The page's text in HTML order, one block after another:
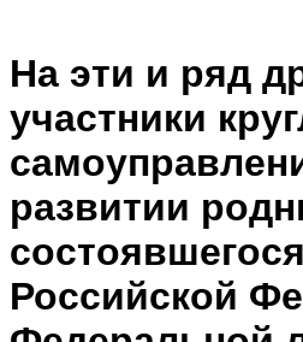
На эти и ряд
участники
развитии
Российской